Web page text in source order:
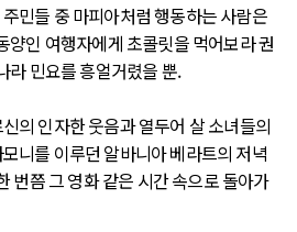
민들 중 마피아처럼 행동하는 사람은
양인 여행자에게 초콜릿을 먹어보라 권
라 민요를 흥얼거렸을 뿐.
의 인자한 웃음과 열두어 살 소녀들의
니를 이루던 알바니아 베라트의 저녁
번쯤 그 영화 같은 시간 속으로 돌아가